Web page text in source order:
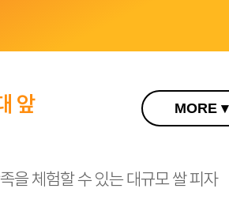
앞
을 체험할 수 있는 대규모 쌀 피자
MORE ▾